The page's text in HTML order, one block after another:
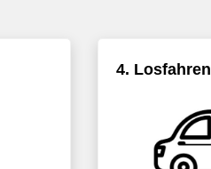
4. Losfahren